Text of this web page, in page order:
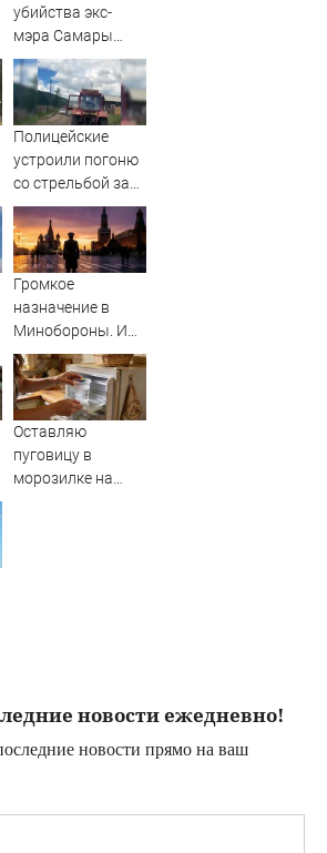
убийства экс-
мэра Самары
Виктора Тархова
и его жены: шесть
шокирующих
фактов, новые
Полицейские
устроили погоню
со стрельбой за
пьяным
водителем
трактора
Громкое
назначение в
Минобороны. И
плохая новость
для ВСУ: Этот
генерал уже
дошёл до Киева. И
Оставляю
пуговицу в
морозилке на
новости ежедневно!
новости прямо на ваш